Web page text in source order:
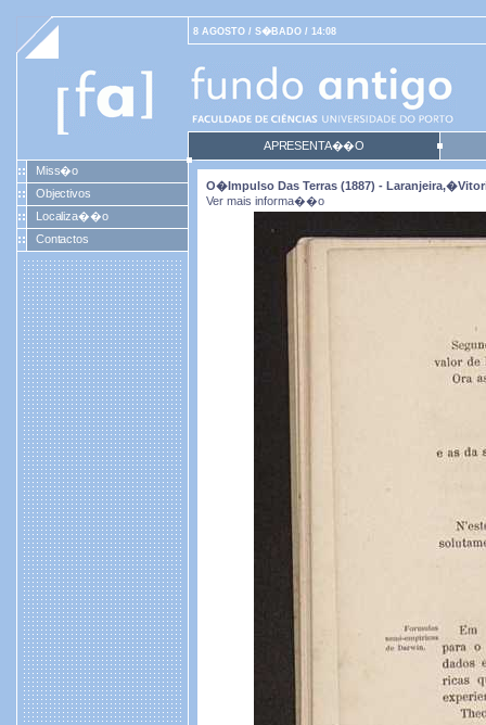
8 AGOSTO / S�BADO / 14:08
APRESENTA��O
Miss�o
Objectivos
Localiza��o
Contactos
O�impulso Das Terras (1887) -
Ver mais informa��o